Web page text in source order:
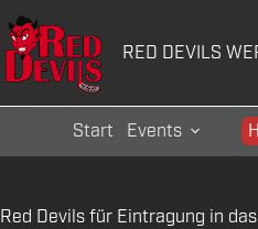
Zum
Inhalt
springen
RED DEVILS
Start Events
Red Devils für Eintragung in